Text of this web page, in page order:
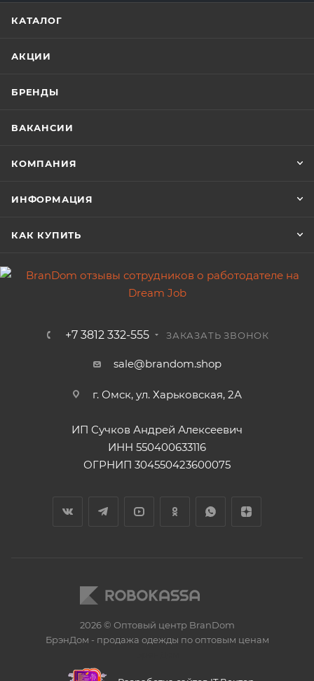
КАТАЛОГ
АКЦИИ
БРЕНДЫ
ВАКАНСИИ
КОМПАНИЯ
ИНФОРМАЦИЯ
КАК КУПИТЬ
+7 3812 332-555 ЗАКАЗАТЬ ЗВОНОК
sale@brandom.shop
г. Омск, ул. Харьковская, 2А
ИП Сучков Андрей Алексеевич
ИНН 550400633116
ОГРНИП 304550423600075
2026 © Оптовый центр BranDom
БрэнДом - продажа одежды по оптовым ценам